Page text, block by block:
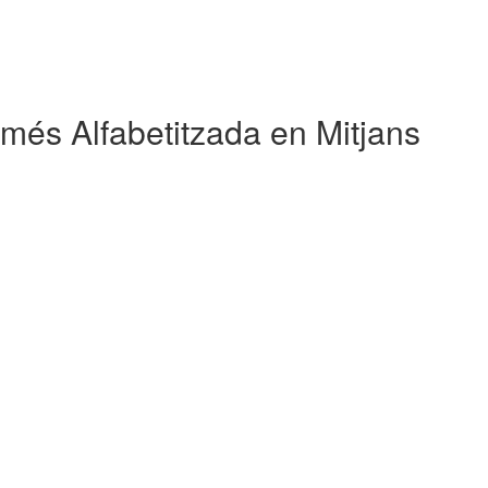
Alfabetitzada en Mitjans